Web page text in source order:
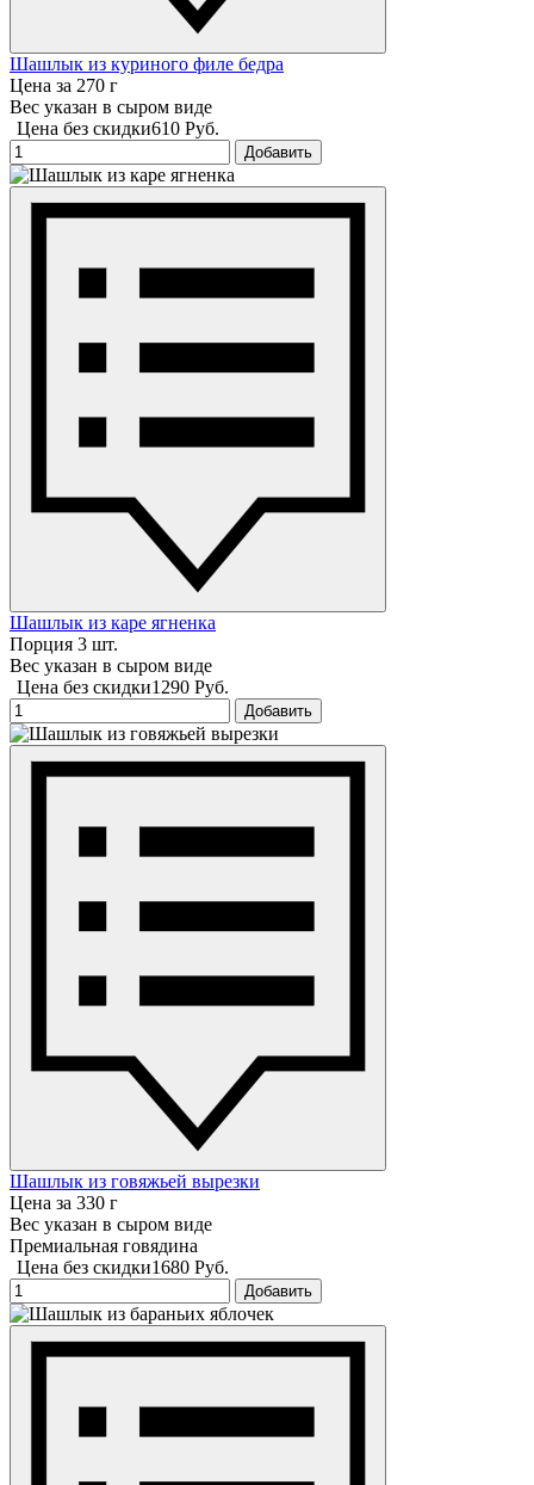
Шашлык из куриного филе бедра
Цена за 270 г
Вес указан в сыром виде
Цена без скидки610 Руб.
Добавить
Шашлык из каре ягненка
Порция 3 шт.
Вес указан в сыром виде
Цена без скидки1290 Руб.
Добавить
Шашлык из говяжьей вырезки
Цена за 330 г
Вес указан в сыром виде
Премиальная говядина
Цена без скидки1680 Руб.
Добавить